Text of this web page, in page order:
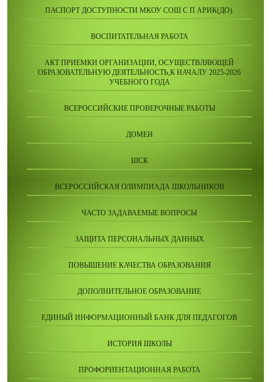
ПАСПОРТ ДОСТУПНОСТИ МКОУ СОШ С П АРИК(ДО).
ВОСПИТАТЕЛЬНАЯ РАБОТА
АКТ ПРИЕМКИ ОРГАНИЗАЦИИ, ОСУЩЕСТВЛЯЮЩЕЙ
ОБРАЗОВАТЕЛЬНУЮ ДЕЯТЕЛЬНОСТЬ,К НАЧАЛУ 2025-2026
УЧЕБНОГО ГОДА
ВСЕРОССИЙСКИЕ ПРОВЕРОЧНЫЕ РАБОТЫ
ДОМЕН
ШСК
ВСЕРОССИЙСКАЯ ОЛИМПИАДА ШКОЛЬНИКОВ
ЧАСТО ЗАДАВАЕМЫЕ ВОПРОСЫ
ЗАЩИТА ПЕРСОНАЛЬНЫХ ДАННЫХ
ПОВЫШЕНИЕ КАЧЕСТВА ОБРАЗОВАНИЯ
ДОПОЛНИТЕЛЬНОЕ ОБРАЗОВАНИЕ
ЕДИНЫЙ ИНФОРМАЦИОННЫЙ БАНК ДЛЯ ПЕДАГОГОВ
ИСТОРИЯ ШКОЛЫ
ПРОФОРИЕНТАЦИОННАЯ РАБОТА